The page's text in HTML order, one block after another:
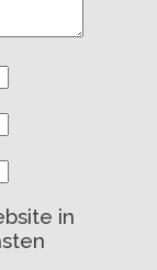
in